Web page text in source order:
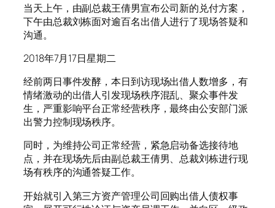
当天上午，由副总裁王倩男宣布公司新的兑付方案，
下午由总裁刘栋面对逾百名出借人进行了现场答疑和
沟通。
2018年7月17日星期二
经前两日事件发酵，本日到访现场出借人数增多，有
情绪激动的出借人引发现场秩序混乱、聚众事件发
生，严重影响平台正常经营秩序，最终由公安部门派
出警力控制现场秩序。
同时，为维持公司正常经营，紧急启动备选接待地
点，并在现场先后由副总裁王倩男、总裁刘栋进行现
场有秩序的沟通答疑工作。
开始就引入第三方资产管理公司回购出借人债权事